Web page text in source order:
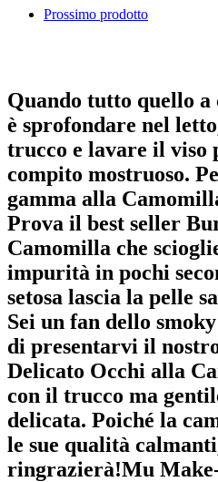
Prossimo prodotto
Quando tutto quello a
è sprofondare nel
trucco e lavare il viso
compito mostruoso.
gamma alla
Prova il best seller
Camomilla che
impurità in pochi
setosa lascia la pelle
Sei un fan dello
di presentarvi il
Delicato Occhi alla
con il trucco ma
delicata. Poiché la
le sue qualità
ringrazierà!Mu